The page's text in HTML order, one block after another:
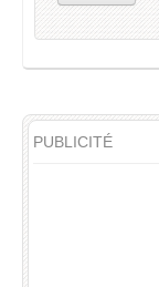
PUBLICITÉ